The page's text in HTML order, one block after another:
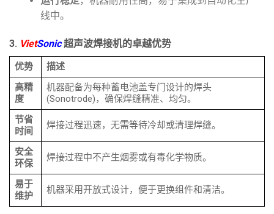
线中。
3. VietSonic超声波焊接机的卓越优势
优势
描述
高精
度
机器配备为每种蓄电池盖专门设计的焊头
(Sonotrode)，确保焊缝精准、均匀。
节省
时间
焊接过程迅速，无需等待冷却或清理焊缝。
安全
环保
焊接过程中不产生烟雾或有毒化学物质。
易于
维护
机器采用开放式设计，便于更换组件和清洁。